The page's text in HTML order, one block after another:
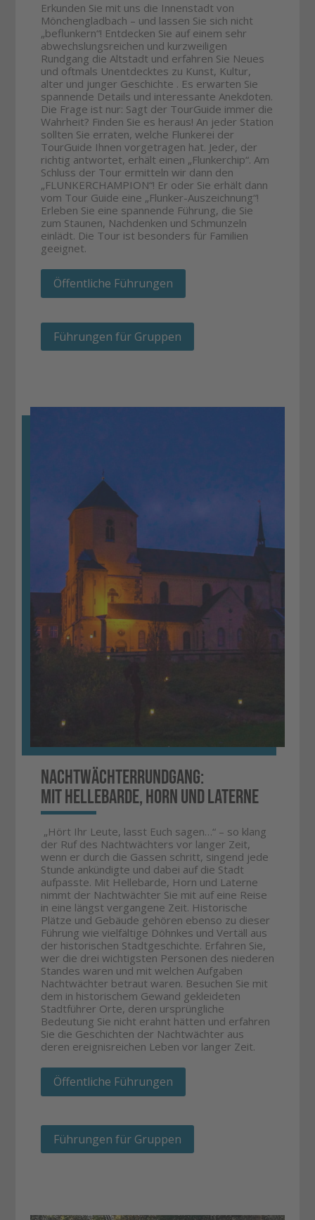
Erkunden Sie mit uns die Innenstadt von
Mönchengladbach – und lassen Sie sich nicht
„beflunkern“! Entdecken Sie auf einem sehr
abwechslungsreichen und kurzweiligen
Rundgang die Altstadt und erfahren Sie Neues
und oftmals Unentdecktes zu Kunst, Kultur,
alter und junger Geschichte . Es erwarten Sie
spannende Details und interessante Anekdoten.
Die Frage ist nur: Sagt der TourGuide immer die
Wahrheit? Finden Sie es heraus! An jeder Station
sollten Sie erraten, welche Flunkerei der
TourGuide Ihnen vorgetragen hat. Jeder, der
richtig antwortet, erhält einen „Flunkerchip“. Am
Schluss der Tour ermitteln wir dann den
„FLUNKERCHAMPION“! Er oder Sie erhält dann
vom Tour Guide eine „Flunker-Auszeichnung“!
Erleben Sie eine spannende Führung, die Sie
zum Staunen, Nachdenken und Schmunzeln
einlädt. Die Tour ist besonders für Familien
geeignet.
Öffentliche Führungen
Führungen für Gruppen
Nachtwächterrundgang:
Mit Hellebarde, Horn und Laterne​
„Hört Ihr Leute, lasst Euch sagen…“ – so klang
der Ruf des Nachtwächters vor langer Zeit,
wenn er durch die Gassen schritt, singend jede
Stunde ankündigte und dabei auf die Stadt
aufpasste. Mit Hellebarde, Horn und Laterne
nimmt der Nachtwächter Sie mit auf eine Reise
in eine längst vergangene Zeit. Historische
Plätze und Gebäude gehören ebenso zu dieser
Führung wie vielfältige Döhnkes und Vertäll aus
der historischen Stadtgeschichte. Erfahren Sie,
wer die drei wichtigsten Personen des niederen
Standes waren und mit welchen Aufgaben
Nachtwächter betraut waren. Besuchen Sie mit
dem in historischem Gewand gekleideten
Stadtführer Orte, deren ursprüngliche
Bedeutung Sie nicht erahnt hätten und erfahren
Sie die Geschichten der Nachtwächter aus
deren ereignisreichen Leben vor langer Zeit.
Öffentliche Führungen
Führungen für Gruppen